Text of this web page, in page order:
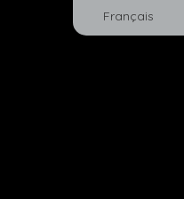
Français